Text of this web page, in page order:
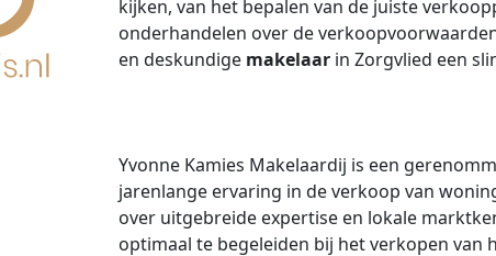
kijken, van het bepalen van de juiste
onderhandelen over de
en deskundige makelaar in Zorgvlied een
Yvonne Kamies Makelaardij is een
jarenlange ervaring in de verkoop van
over uitgebreide expertise en lokale
optimaal te begeleiden bij het verkopen van